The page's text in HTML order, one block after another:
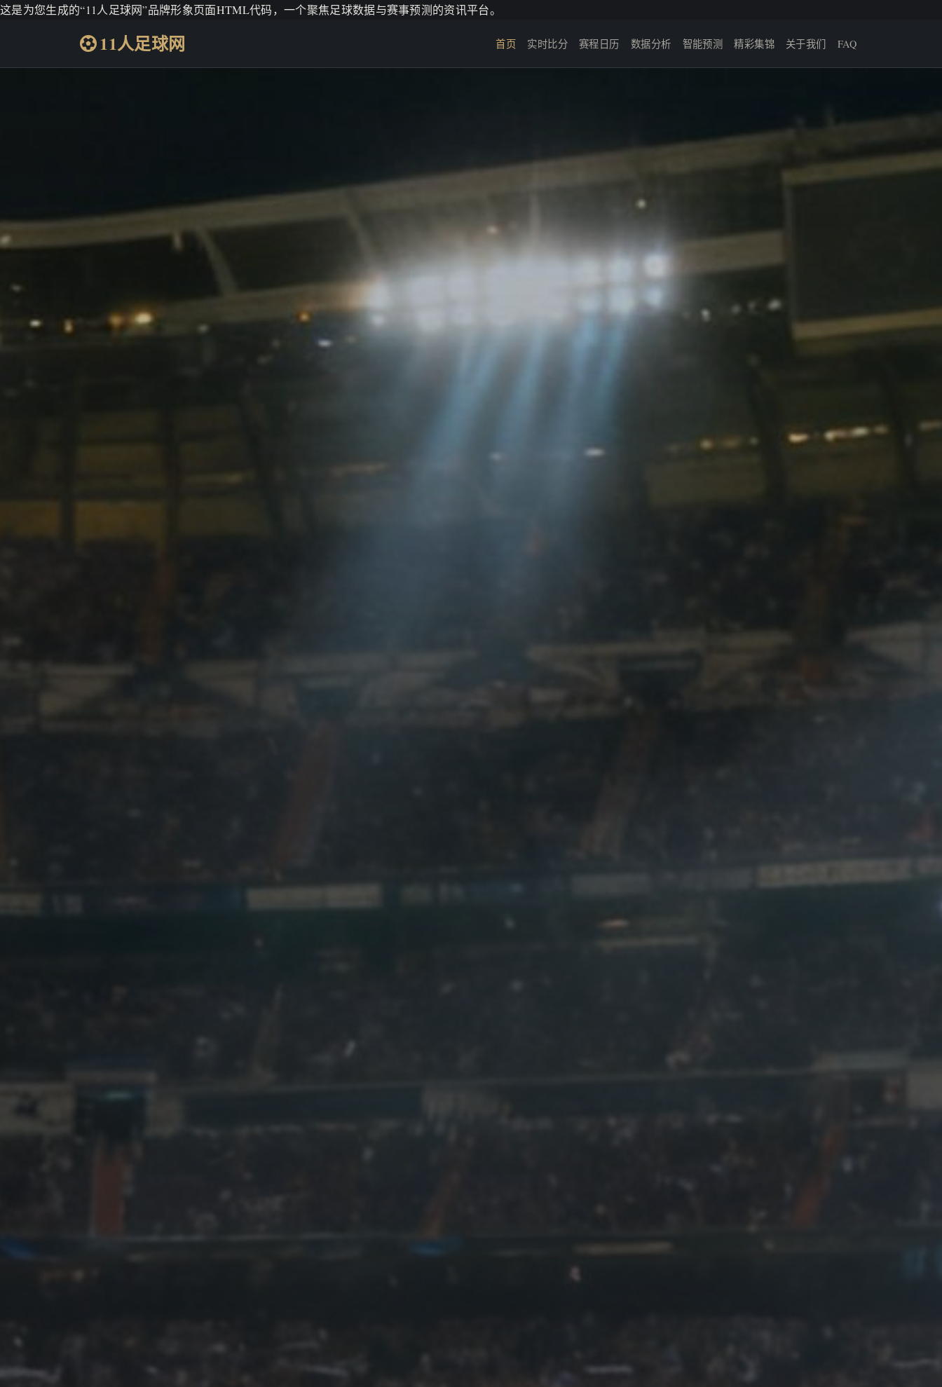
这是为您生成的“11人足球网”品牌形象页面HTML代码，一个聚焦足球数据与赛事预测的资讯平台。
11人足球网 首页 实时比分 赛程日历 数据分析 智能预测 精彩集锦 关于我们 FAQ